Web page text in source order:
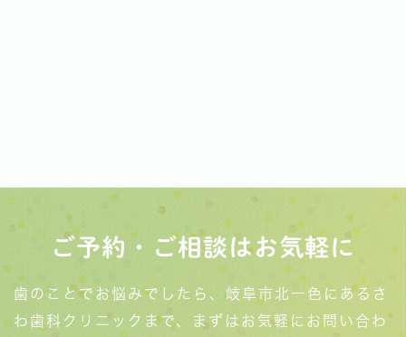
ご予約・ご相談はお気軽に
歯のことでお悩みでしたら、岐阜市北一色にあるさ
わ歯科クリニックまで、まずはお気軽にお問い合わ